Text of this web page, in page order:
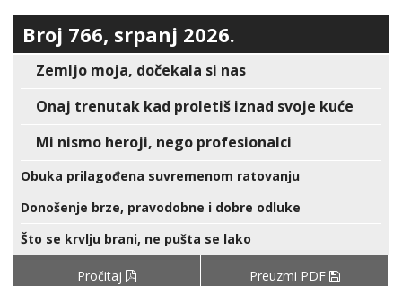
Broj 766, srpanj 2026.
Zemljo moja, dočekala si nas
Onaj trenutak kad proletiš iznad svoje kuće
Mi nismo heroji, nego profesionalci
Obuka prilagođena suvremenom ratovanju
Donošenje brze, pravodobne i dobre odluke
Što se krvlju brani, ne pušta se lako
Pročitaj Preuzmi PDF